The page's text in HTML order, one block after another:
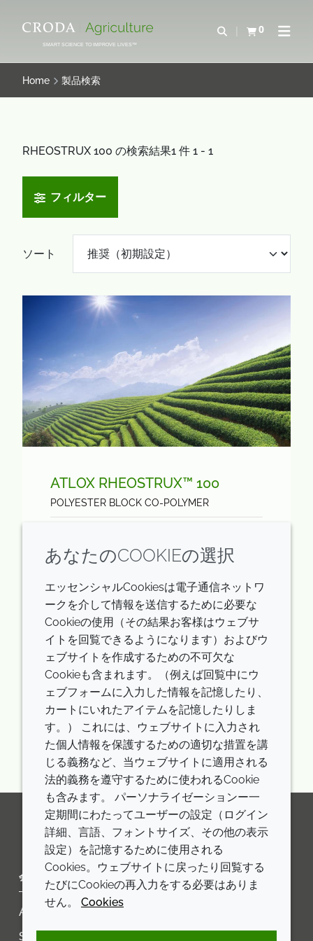
ン
を
ー
ス
SMART SCIENCE TO IMPROVE LIVES™
検索を開く
0
カートを確認す
ナビ
Home 製品検索
RHEOSTRUX 100 の検索結果1 件 1 - 1
フィルター
ソート
ATLOX RHEOSTRUX™ 100
POLYESTER BLOCK CO-POLYMER
貯蔵安定性の向上、きわめて良好なレオロ
性の改善がみられます。
サンプル依頼
Showing
1 / 1Pages
LinkedInYoutubeLine
会社
Annual Report
Sustainability Report
LEGAL
あなたのCOOKIEの選択
エッセンシャルCookiesは電子通信ネットワ
ークを介して情報を送信するために必要な
Cookieの使用（その結果お客様はウェブサ
イトを回覧できるようになります）およびウ
ェブサイトを作成するための不可欠な
Cookieも含まれます。（例えば回覧中にウ
ェブフォームに入力した情報を記憶したり、
カートにいれたアイテムを記憶したりしま
す。） これには、ウェブサイトに入力され
た個人情報を保護するための適切な措置を講
じる義務など、当ウェブサイトに適用される
法的義務を遵守するために使われるCookie
も含みます。 パーソナライゼーションー一
定期間にわたってユーザーの設定（ログイン
詳細、言語、フォントサイズ、その他の表示
設定）を記憶するために使用される
Cookies。ウェブサイトに戻ったり回覧する
たびにCookieの再入力をする必要はありま
せん。 Cookies